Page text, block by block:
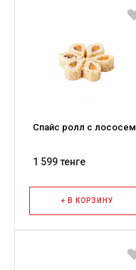
Спайс ролл с лососем
1 599 тенге
+ В КОРЗИНУ